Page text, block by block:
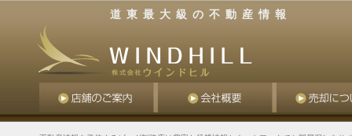
道東最大級の不動産情報